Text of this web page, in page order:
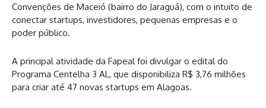
Convenções de Maceió (bairro do Jaraguá), com o intuito de
conectar startups, investidores, pequenas empresas e o
poder público.
A principal atividade da Fapeal foi divulgar o edital do
Programa Centelha 3 AL, que disponibiliza R$ 3,76 milhões
para criar até 47 novas startups em Alagoas.